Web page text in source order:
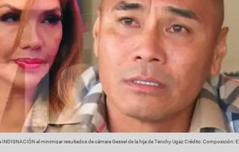
al minimizar resultados de cámara Gessel de la hija de Tenchy UgazCrédito: Composición: El